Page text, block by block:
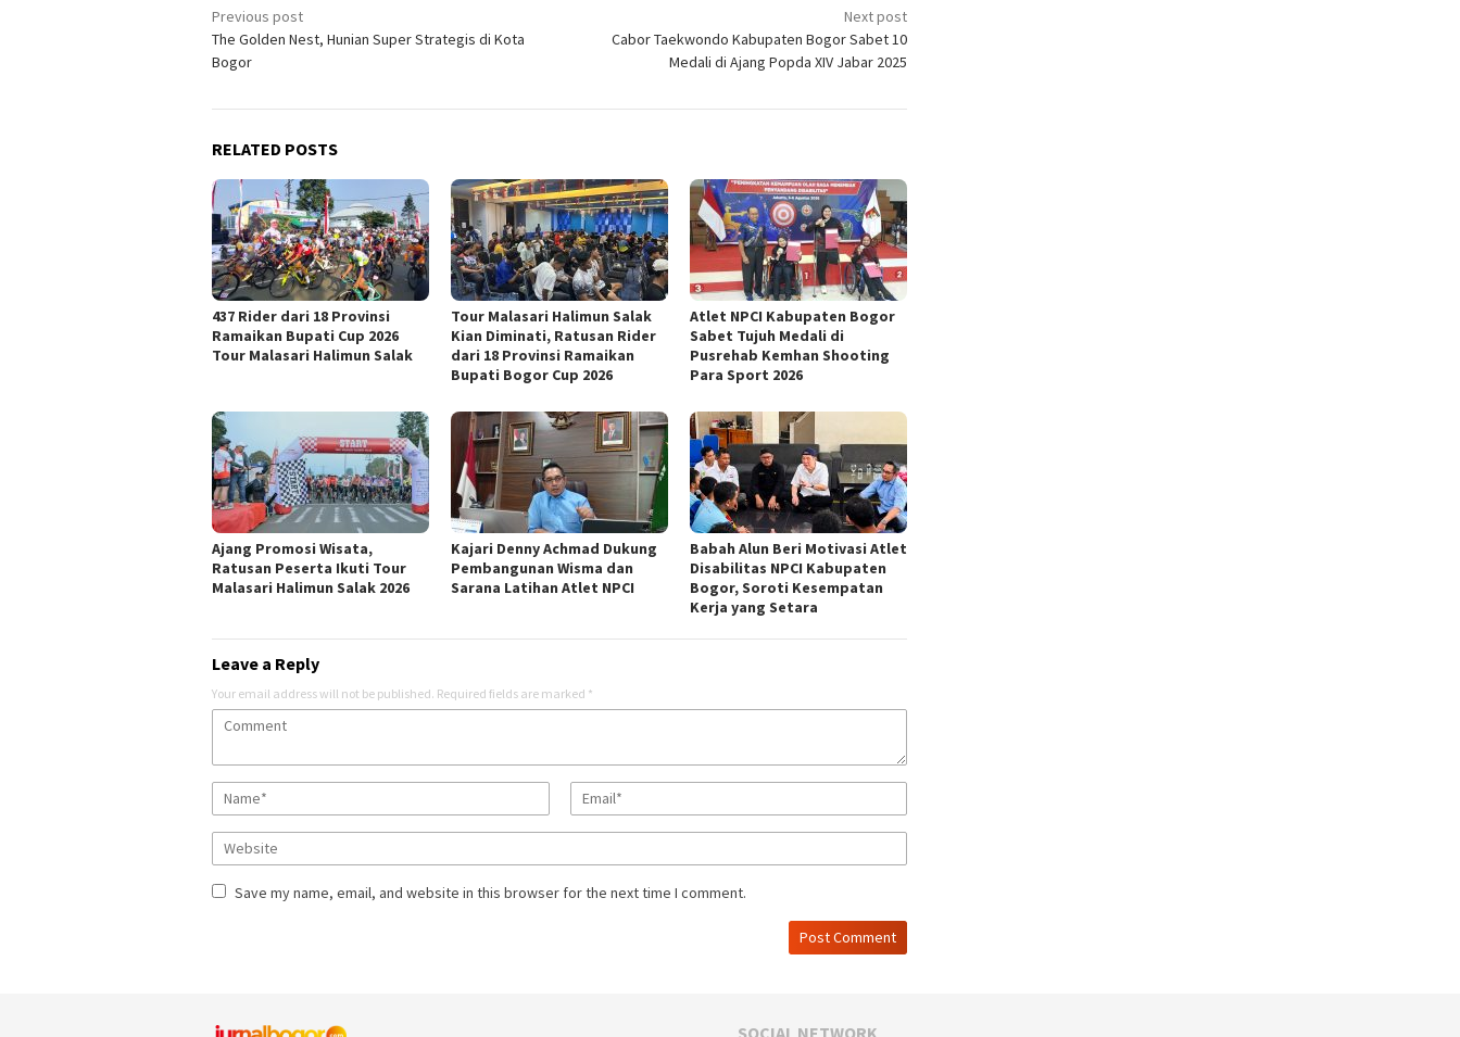
Post
navigation
Previous post
The Golden Nest, Hunian Super Strategis di Kota
Bogor
Next post
Cabor Taekwondo Kabupaten Bogor Sabet 10
Medali di Ajang Popda XIV Jabar 2025
RELATED POSTS
437 Rider dari 18 Provinsi
Ramaikan Bupati Cup 2026
Tour Malasari Halimun Salak
Tour Malasari Halimun Salak
Kian Diminati, Ratusan Rider
dari 18 Provinsi Ramaikan
Bupati Bogor Cup 2026
Atlet NPCI Kabupaten Bogor
Sabet Tujuh Medali di
Pusrehab Kemhan Shooting
Para Sport 2026
Ajang Promosi Wisata,
Ratusan Peserta Ikuti Tour
Malasari Halimun Salak 2026
Kajari Denny Achmad Dukung
Pembangunan Wisma dan
Sarana Latihan Atlet NPCI
Babah Alun Beri Motivasi Atlet
Disabilitas NPCI Kabupaten
Bogor, Soroti Kesempatan
Kerja yang Setara
Leave a Reply
Your email address will not be published. Required fields are marked *
Save my name, email, and website in this browser for the next time I comment.